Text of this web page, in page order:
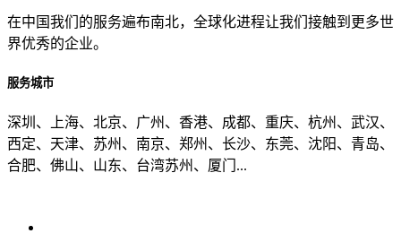
在中国我们的服务遍布南北，全球化进程让我们接触到更多世
界优秀的企业。
服务城市
深圳、上海、北京、广州、香港、成都、重庆、杭州、武汉、
西定、天津、苏州、南京、郑州、长沙、东莞、沈阳、青岛、
合肥、佛山、山东、台湾苏州、厦门...